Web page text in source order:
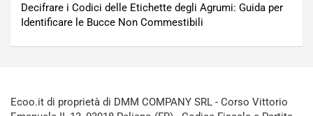
Decifrare i Codici delle Etichette degli Agrumi: Guida per
Identificare le Bucce Non Commestibili
Ecoo.it di proprietà di DMM COMPANY SRL - Corso Vittorio